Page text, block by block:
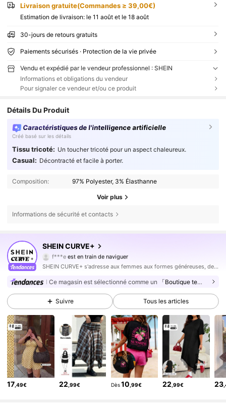
Livraison gratuite(Commandes ≥ 39,00€)
Estimation de livraison: le 11 août et le 18 août
30-jours de retours gratuits
Paiements sécurisés · Protection de la vie privée
Vendu et expédié par le vendeur professionnel : SHEIN
Informations et obligations du vendeur
Pour signaler ce vendeur et/ou ce produit
Détails Du Produit
Caractéristiques de l'intelligence artificielle
Créé basé sur les détails
Tissu tricoté: Un toucher tricoté pour un aspect chaleureux.
Casual: Décontracté et facile à porter.
Composition: 97% Polyester, 3% Élasthanne
Voir plus
Informations de sécurité et contacts
SHEIN CURVE+
4,81
513K Suiveurs
f***eest en train de naviguer
4,81
513K Suiveurs
4,81 513K Suiveurs
4,81 513K Suiveurs
4,81 513K Suiveurs
4,81 513K Suiveurs
4,81 513K Suiveurs
4,81 513K Suiveurs
SHEIN CURVE+ s'adresse aux femmes aux formes généreuses, de taille 22-34, avec un large éventail de catégories.
Ce magasin est sélectionné comme un 「Boutique tendance」
Suivre Tous les articles
17 ,49€ 22 ,99€ Dès10 ,99€ 22 ,99€ 23